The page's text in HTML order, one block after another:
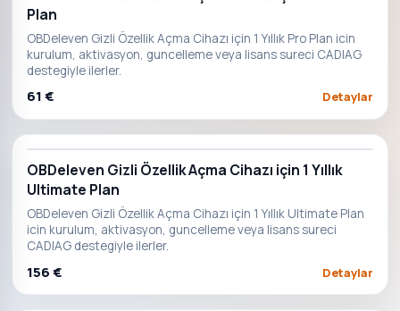
Plan
OBDeleven Gizli Özellik Açma Cihazı için 1 Yıllık Pro Plan icin
kurulum, aktivasyon, guncelleme veya lisans sureci CADIAG
destegiyle ilerler.
61 € Detaylar
OBDeleven Gizli Özellik Açma Cihazı için 1 Yıllık
Ultimate Plan
OBDeleven Gizli Özellik Açma Cihazı için 1 Yıllık Ultimate Plan
icin kurulum, aktivasyon, guncelleme veya lisans sureci
CADIAG destegiyle ilerler.
156 € Detaylar